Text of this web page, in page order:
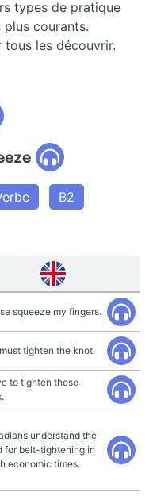
types de pratique
courants.
tous les découvrir.
B2
squeeze my fingers.
tighten the knot.
to tighten these
understand the
for belt-tightening in
economic times.